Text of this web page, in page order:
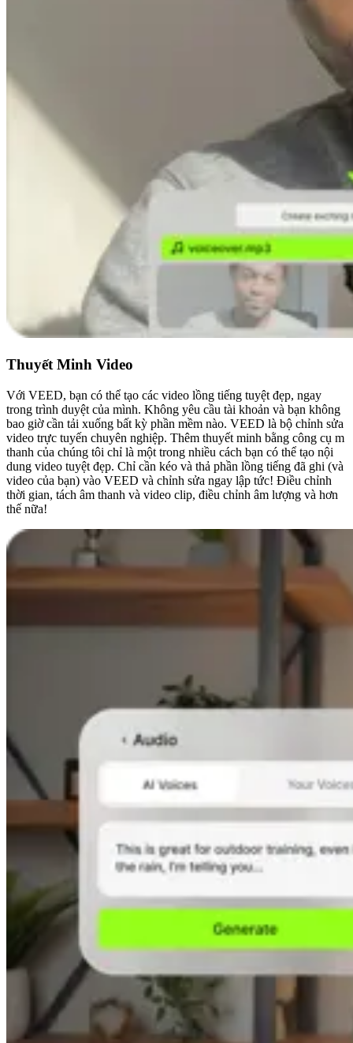
Thuyết Minh Video
Với VEED, bạn có thể tạo các video lồng tiếng tuyệt đẹp, ngay
trong trình duyệt của mình. Không yêu cầu tài khoản và bạn không
bao giờ cần tải xuống bất kỳ phần mềm nào. VEED là bộ chỉnh sửa
video trực tuyến chuyên nghiệp. Thêm thuyết minh bằng công cụ m
thanh của chúng tôi chỉ là một trong nhiều cách bạn có thể tạo nội
dung video tuyệt đẹp. Chỉ cần kéo và thả phần lồng tiếng đã ghi (và
video của bạn) vào VEED và chỉnh sửa ngay lập tức! Điều chỉnh
thời gian, tách âm thanh và video clip, điều chỉnh âm lượng và hơn
thế nữa!